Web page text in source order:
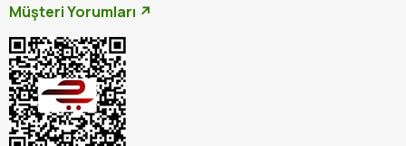
Müşteri Yorumları ↗